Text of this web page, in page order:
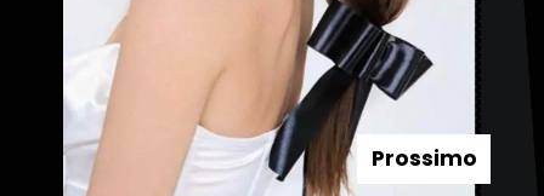
Prossimo